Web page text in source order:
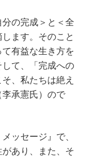
の完成＞と＜全
ます。そのこと
有益な生き方を
て、「完成への
、私たちは絶え
承憲氏）ので
ッセージ』で、
あり、また、そ